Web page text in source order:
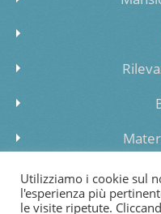
Utilizziamo i cookie sul
l'esperienza più
le visite ripetute.